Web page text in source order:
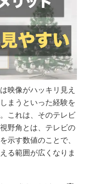
映像がハッキリ見え
まうといった経験を
これは、そのテレビ
野角とは、テレビの
示す数値のことで、
る範囲が広くなりま